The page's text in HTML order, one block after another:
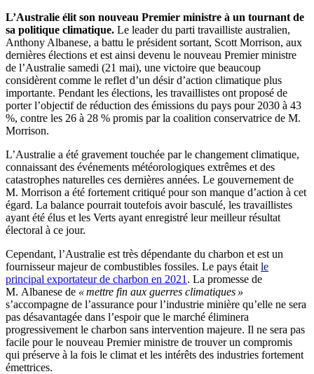
L’Australie élit son nouveau Premier ministre à un tournant de
sa politique climatique. Le leader du parti travailliste australien,
Anthony Albanese, a battu le président sortant, Scott Morrison, aux
dernières élections et est ainsi devenu le nouveau Premier ministre
de l’Australie samedi (21 mai), une victoire que beaucoup
considèrent comme le reflet d’un désir d’action climatique plus
importante. Pendant les élections, les travaillistes ont proposé de
porter l’objectif de réduction des émissions du pays pour 2030 à 43
%, contre les 26 à 28 % promis par la coalition conservatrice de M.
Morrison.
L’Australie a été gravement touchée par le changement climatique,
connaissant des événements météorologiques extrêmes et des
catastrophes naturelles ces dernières années. Le gouvernement de
M. Morrison a été fortement critiqué pour son manque d’action à cet
égard. La balance pourrait toutefois avoir basculé, les travaillistes
ayant été élus et les Verts ayant enregistré leur meilleur résultat
électoral à ce jour.
Cependant, l’Australie est très dépendante du charbon et est un
fournisseur majeur de combustibles fossiles. Le pays était le
principal exportateur de charbon en 2021 . La promesse de
M. Albanese de « mettre fin aux guerres climatiques »
s’accompagne de l’assurance pour l’industrie minière qu’elle ne sera
pas désavantagée dans l’espoir que le marché éliminera
progressivement le charbon sans intervention majeure. Il ne sera pas
facile pour le nouveau Premier ministre de trouver un compromis
qui préserve à la fois le climat et les intérêts des industries fortement
émettrices.